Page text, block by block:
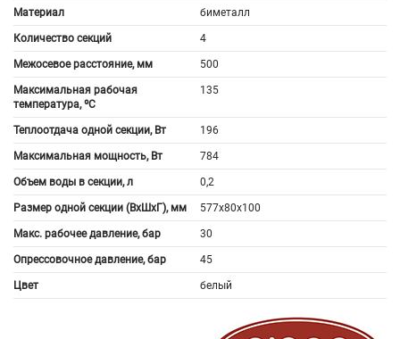
Материал биметалл
Количество секций 4
Межосевое расстояние, мм 500
Максимальная рабочая
температура, ºС
135
Теплоотдача одной секции, Вт 196
Максимальная мощность, Вт 784
Объем воды в секции, л 0,2
Размер одной секции (ВхШхГ), мм 577x80x100
Макс. рабочее давление, бар 30
Опрессовочное давление, бар 45
Цвет белый